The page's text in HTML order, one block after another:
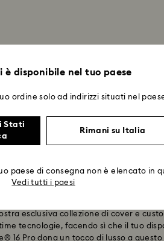
di 5 di 5 prodotti
esclusiva collezione di cover e
tecnologie, facendo sì che il tuo
16 Pro dona un tocco di lusso a
è disponibile nel tuo paese
ordine solo ad indirizzi situati nel
Stati
Rimani su Italia
paese di consegna non è elencato in
Vedi tutti i paesi